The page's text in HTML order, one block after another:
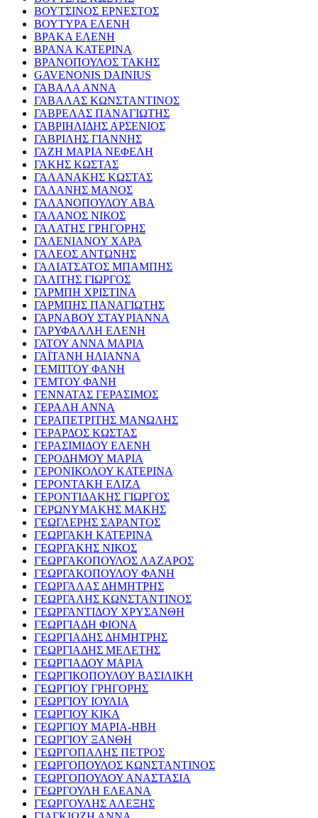
ΒΟΥΤΣΙΝΟΣ ΕΡΝΕΣΤΟΣ
ΒΟΥΤΥΡΑ ΕΛΕΝΗ
ΒΡΑΚΑ ΕΛΕΝΗ
ΒΡΑΝΑ ΚΑΤΕΡΙΝΑ
ΒΡΑΝΟΠΟΥΛΟΣ ΤΑΚΗΣ
GAVENONIS DAINIUS
ΓΑΒΑΛΑ ΑΝΝΑ
ΓΑΒΑΛΑΣ ΚΩΝΣΤΑΝΤΙΝΟΣ
ΓΑΒΡΕΛΑΣ ΠΑΝΑΓΙΩΤΗΣ
ΓΑΒΡΙΗΛΙΔΗΣ ΑΡΣΕΝΙΟΣ
ΓΑΒΡΙΛΗΣ ΓΙΑΝΝΗΣ
ΓΑΖΗ ΜΑΡΙΑ ΝΕΦΕΛΗ
ΓΑΚΗΣ ΚΩΣΤΑΣ
ΓΑΛΑΝΑΚΗΣ ΚΩΣΤΑΣ
ΓΑΛΑΝΗΣ ΜΑΝΟΣ
ΓΑΛΑΝΟΠΟΥΛΟΥ ΑΒΑ
ΓΑΛΑΝΟΣ ΝΙΚΟΣ
ΓΑΛΑΤΗΣ ΓΡΗΓΟΡΗΣ
ΓΑΛΕΝΙΑΝΟΥ ΧΑΡΑ
ΓΑΛΕΟΣ ΑΝΤΩΝΗΣ
ΓΑΛΙΑΤΣΑΤΟΣ ΜΠΑΜΠΗΣ
ΓΑΛΙΤΗΣ ΓΙΩΡΓΟΣ
ΓΑΡΜΠΗ ΧΡΙΣΤΙΝΑ
ΓΑΡΜΠΗΣ ΠΑΝΑΓΙΩΤΗΣ
ΓΑΡΝΑΒΟΥ ΣΤΑΥΡΙΑΝΝΑ
ΓΑΡΥΦΑΛΛΗ ΕΛΕΝΗ
ΓΑΤΟΥ ΑΝΝΑ ΜΑΡΙΑ
ΓΑΪΤΑΝΗ ΗΛΙΑΝΝΑ
ΓΕΜΠΤΟΥ ΦΑΝΗ
ΓΕΜΤΟΥ ΦΑΝΗ
ΓΕΝΝΑΤΑΣ ΓΕΡΑΣΙΜΟΣ
ΓΕΡΑΛΗ ΑΝΝΑ
ΓΕΡΑΠΕΤΡΙΤΗΣ ΜΑΝΩΛΗΣ
ΓΕΡΑΡΔΟΣ ΚΩΣΤΑΣ
ΓΕΡΑΣΙΜΙΔΟΥ ΕΛΕΝΗ
ΓΕΡΟΔΗΜΟΥ ΜΑΡΙΑ
ΓΕΡΟΝΙΚΟΛΟΥ ΚΑΤΕΡΙΝΑ
ΓΕΡΟΝΤΑΚΗ ΕΛΙΖΑ
ΓΕΡΟΝΤΙΔΑΚΗΣ ΓΙΩΡΓΟΣ
ΓΕΡΩΝΥΜΑΚΗΣ ΜΑΚΗΣ
ΓΕΩΓΛΕΡΗΣ ΣΑΡΑΝΤΟΣ
ΓΕΩΡΓΑΚΗ ΚΑΤΕΡΙΝΑ
ΓΕΩΡΓΑΚΗΣ ΝΙΚΟΣ
ΓΕΩΡΓΑΚΟΠΟΥΛΟΣ ΛΑΖΑΡΟΣ
ΓΕΩΡΓΑΚΟΠΟΥΛΟΥ ΦΑΝΗ
ΓΕΩΡΓΑΛΑΣ ΔΗΜΗΤΡΗΣ
ΓΕΩΡΓΑΛΗΣ ΚΩΝΣΤΑΝΤΙΝΟΣ
ΓΕΩΡΓΑΝΤΙΔΟΥ ΧΡΥΣΑΝΘΗ
ΓΕΩΡΓΙΑΔΗ ΦΙΟΝΑ
ΓΕΩΡΓΙΑΔΗΣ ΔΗΜΗΤΡΗΣ
ΓΕΩΡΓΙΑΔΗΣ ΜΕΛΕΤΗΣ
ΓΕΩΡΓΙΑΔΟΥ ΜΑΡΙΑ
ΓΕΩΡΓΙΚΟΠΟΥΛΟΥ ΒΑΣΙΛΙΚΗ
ΓΕΩΡΓΙΟΥ ΓΡΗΓΟΡΗΣ
ΓΕΩΡΓΙΟΥ ΙΟΥΛΙΑ
ΓΕΩΡΓΙΟΥ ΚΙΚΑ
ΓΕΩΡΓΙΟΥ ΜΑΡΙΑ-ΗΒΗ
ΓΕΩΡΓΙΟΥ ΞΑΝΘΗ
ΓΕΩΡΓΟΠΑΛΗΣ ΠΕΤΡΟΣ
ΓΕΩΡΓΟΠΟΥΛΟΣ ΚΩΝΣΤΑΝΤΙΝΟΣ
ΓΕΩΡΓΟΠΟΥΛΟΥ ΑΝΑΣΤΑΣΙΑ
ΓΕΩΡΓΟΥΛΗ ΕΛΕΑΝΑ
ΓΕΩΡΓΟΥΛΗΣ ΑΛΕΞΗΣ